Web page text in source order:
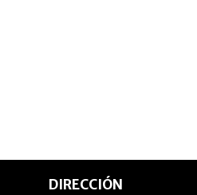
DIRECCIÓN